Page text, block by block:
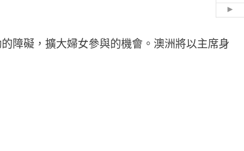
障礙，擴大婦女參與的機會。澳洲將以主席身